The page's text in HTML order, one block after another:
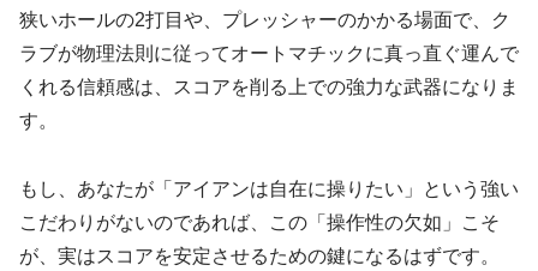
狭いホールの2打目や、プレッシャーのかかる場面で、ク
ラブが物理法則に従ってオートマチックに真っ直ぐ運んで
くれる信頼感は、スコアを削る上での強力な武器になりま
す。
もし、あなたが「アイアンは自在に操りたい」という強い
こだわりがないのであれば、この「操作性の欠如」こそ
が、実はスコアを安定させるための鍵になるはずです。